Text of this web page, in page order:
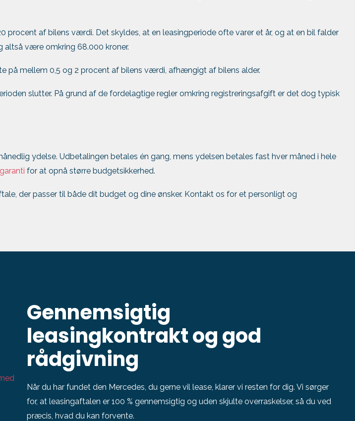
procent af bilens værdi. Det skyldes, at en leasingperiode ofte varer et år, og at en bil falder
altså være omkring 68.000 kroner.
på mellem 0,5 og 2 procent af bilens værdi, afhængigt af bilens alder.
slutter. På grund af de fordelagtige regler omkring registreringsafgift er det dog typisk
ydelse. Udbetalingen betales én gang, mens ydelsen betales fast hver måned i hele
for at opnå større budgetsikkerhed.
der passer til både dit budget og dine ønsker. Kontakt os for et personligt og
Gennemsigtig
leasingkontrakt og god
rådgivning
Når du har fundet den Mercedes, du gerne vil lease, klarer vi resten for dig. Vi sørger
for, at leasingaftalen er 100 % gennemsigtig og uden skjulte overraskelser, så du ved
præcis, hvad du kan forvente.